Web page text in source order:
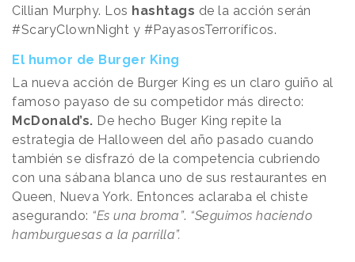
Cillian Murphy. Los hashtags de la acción serán
#ScaryClownNight y #PayasosTerroríficos.
El humor de Burger King
La nueva acción de Burger King es un claro guiño al
famoso payaso de su competidor más directo:
McDonald’s. De hecho Buger King repite la
estrategia de Halloween del año pasado cuando
también se disfrazó de la competencia cubriendo
con una sábana blanca uno de sus restaurantes en
Queen, Nueva York. Entonces aclaraba el chiste
asegurando: “Es una broma”. “Seguimos haciendo
hamburguesas a la parrilla”.